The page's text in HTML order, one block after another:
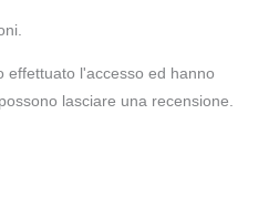
effettuato l'accesso ed hanno
lasciare una recensione.